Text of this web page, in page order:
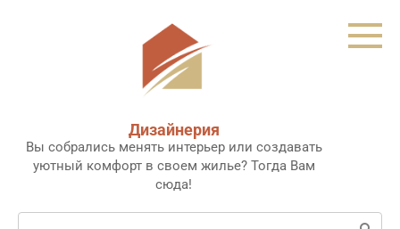
Дизайнерия
Вы собрались менять интерьер или создавать
уютный комфорт в своем жилье? Тогда Вам
сюда!
Поиск: